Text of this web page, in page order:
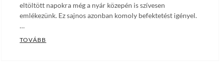
eltöltött napokra még a nyár közepén is szívesen
emlékezünk. Ez sajnos azonban komoly befektetést igényel.
…
TOVÁBB